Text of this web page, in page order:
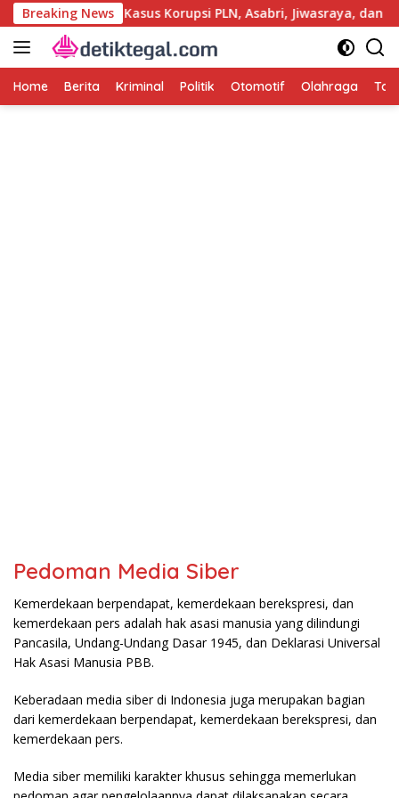
Langsung
ke
konten
Breaking News
Polri Usut Kasus Korupsi PLN, Asabri, Jiwasraya, dan
Home Berita Kriminal Politik Otomotif Olahraga
Pedoman Media Siber
Kemerdekaan berpendapat, kemerdekaan berekspresi, dan
kemerdekaan pers adalah hak asasi manusia yang dilindungi
Pancasila, Undang-Undang Dasar 1945, dan Deklarasi Universal
Hak Asasi Manusia PBB.
Keberadaan media siber di Indonesia juga merupakan bagian
dari kemerdekaan berpendapat, kemerdekaan berekspresi, dan
kemerdekaan pers.
Media siber memiliki karakter khusus sehingga memerlukan